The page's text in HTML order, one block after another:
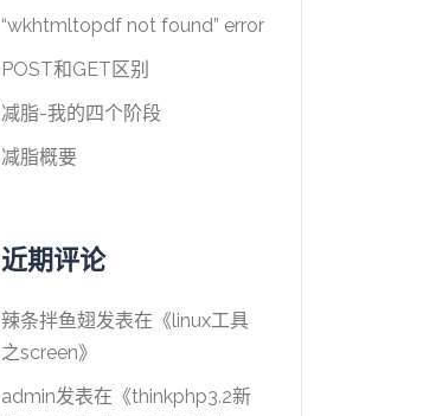
“wkhtmltopdf not found” error
POST和GET区别
减脂-我的四个阶段
减脂概要
近期评论
辣条拌鱼翅发表在《linux工具
之screen》
admin发表在《thinkphp3.2新